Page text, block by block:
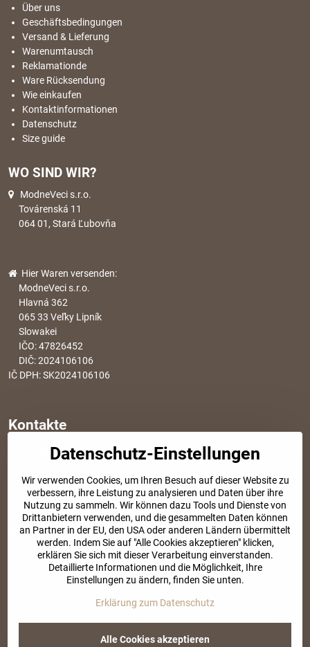
Über uns
Geschäftsbedingungen
Versand & Lieferung
Warenumtausch
Reklamationde
Ware Rücksendung
Wie einkaufen
Kontaktinformationen
Datenschutz
Size guide
WO SIND WIR?
ModneVeci s.r.o.
Továrenská 11
064 01, Stará Ľubovňa
Hier Waren versenden:
ModneVeci s.r.o.
Hlavná 362
065 33 Veľky Lipník
Slowakei
IČO: 47826452
DIČ: 2024106106
IČ DPH: SK2024106106
Kontakte
info​@modischesachen​.de
+421 917 917 801
Tel. Kundenservice von 8:30 bis 15:00
SOZIALE NETZWERKE
Facebook Instagram
©2026Urheberrecht
Datenschutz-Einstellungen
Wir verwenden Cookies, um Ihren Besuch auf dieser Website zu
verbessern, ihre Leistung zu analysieren und Daten über ihre
Nutzung zu sammeln. Wir können dazu Tools und Dienste von
Drittanbietern verwenden, und die gesammelten Daten können
an Partner in der EU, den USA oder anderen Ländern übermittelt
werden. Indem Sie auf "Alle Cookies akzeptieren" klicken,
erklären Sie sich mit dieser Verarbeitung einverstanden.
Detaillierte Informationen und die Möglichkeit, Ihre
Einstellungen zu ändern, finden Sie unten.
Erklärung zum Datenschutz
Alle Cookies akzeptieren